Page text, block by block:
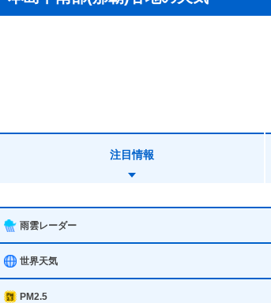
注目情報
雨雲レーダー
世界天気
PM2.5